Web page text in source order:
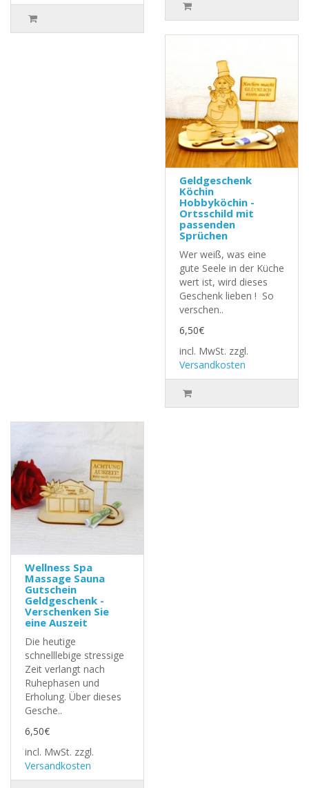
Geldgeschenk
Köchin
Hobbyköchin -
Ortsschild mit
passenden
Sprüchen
Wer weiß, was eine
gute Seele in der Küche
wert ist, wird dieses
Geschenk lieben ! So
verschen..
6,50€
incl. MwSt. zzgl.
Versandkosten
Wellness Spa
Massage Sauna
Gutschein
Geldgeschenk -
Verschenken Sie
eine Auszeit
Die heutige
schnelllebige stressige
Zeit verlangt nach
Ruhephasen und
Erholung. Über dieses
Gesche..
6,50€
incl. MwSt. zzgl.
Versandkosten